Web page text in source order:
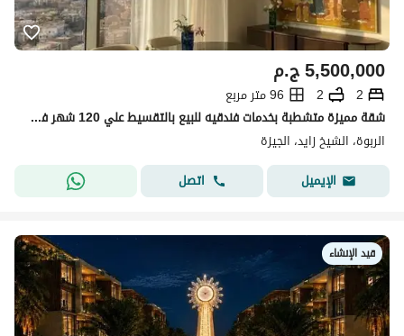
ج.م5,500,000
2
2
96 متر مربع
شقة مميزة متشطبة بخدمات فندقيه للبيع بالتقسيط علي 120 شهر في قلب الشيخ زايد
الربوة، الشيخ زايد، الجيزة
الإيميل
اتصل
قيد الإنشاء